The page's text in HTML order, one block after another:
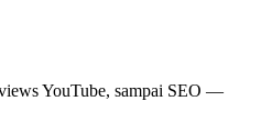
YouTube, sampai SEO —